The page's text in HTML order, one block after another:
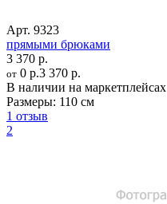
Арт. 9323
прямыми брюками
3 370 р.
от 0 р.3 370 р.
В наличии на маркетплейсах
Размеры: 110 см
1 отзыв
2